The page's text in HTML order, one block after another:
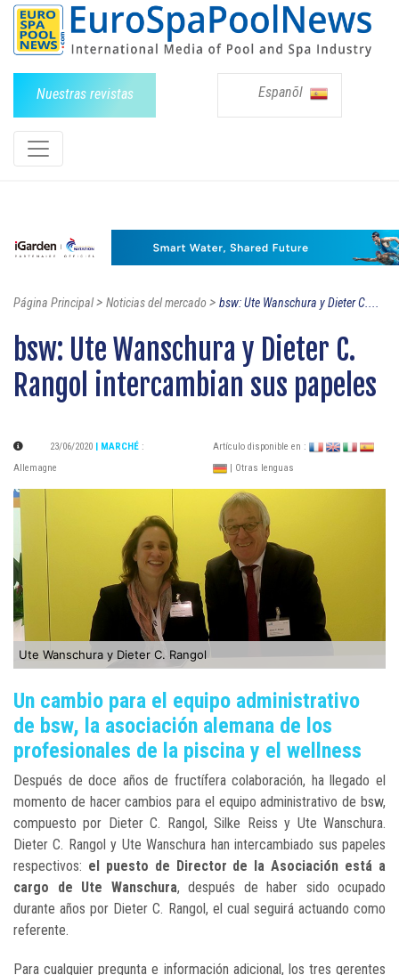
Nuestras revistas Espanõl
Página Principal> Noticias del mercado > bsw: Ute Wanschura y Dieter C....
bsw: Ute Wanschura y Dieter C.
Rangol intercambian sus papeles
23/06/2020 | MARCHÉ :
Allemagne
Artículo disponible en :
| Otras lenguas
Ute Wanschura y Dieter C. Rangol
Un cambio para el equipo administrativo
de bsw, la asociación alemana de los
profesionales de la piscina y el wellness
Después de doce años de fructífera colaboración, ha llegado el
momento de hacer cambios para el equipo administrativo de bsw,
compuesto por Dieter C. Rangol, Silke Reiss y Ute Wanschura.
Dieter C. Rangol y Ute Wanschura han intercambiado sus papeles
respectivos: el puesto de Director de la Asociación está a
cargo de Ute Wanschura, después de haber sido ocupado
durante años por Dieter C. Rangol, el cual seguirá actuando como
referente.
Para cualquier pregunta e información adicional, los tres gerentes